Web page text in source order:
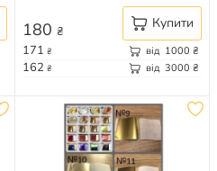
180 ₴ Купити
171 ₴ від 1000 ₴
162 ₴ від 3000 ₴